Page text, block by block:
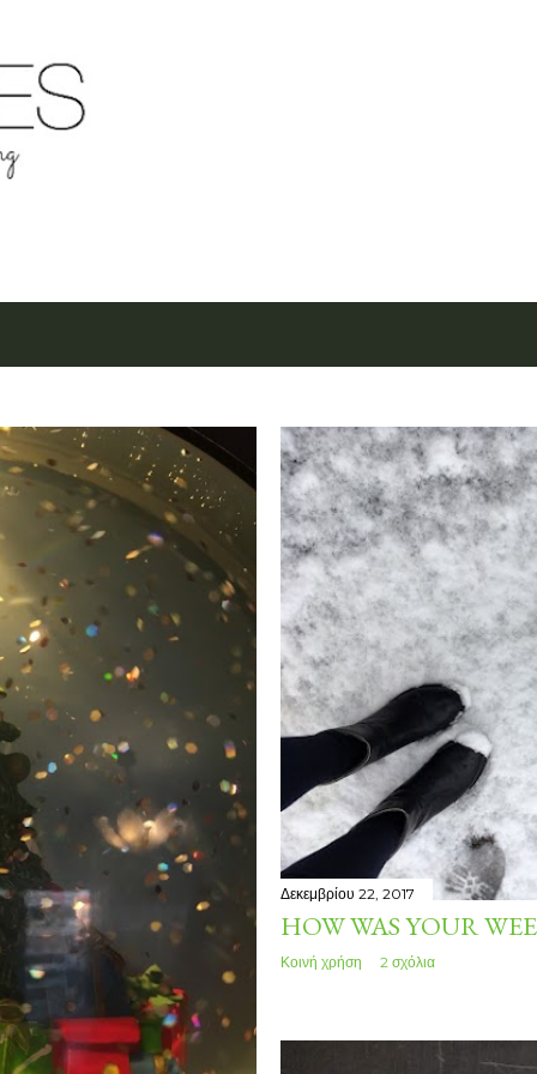
Δεκεμβρίου 22, 2017
HOW WAS YOUR
Κοινή χρήση 2 σχόλια